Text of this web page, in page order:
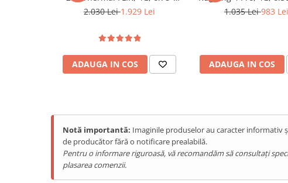
Utilaje gradina
Accesorii Litiere
ALTI PRODUCATORI
Produse Ulefone
Telefoane Mobile Ulefone
120Hz, Helio G99, 12GB RAM,
2.030 Lei1.929 Lei
ADAUGA IN COS
Octa-Core T7250, 8GB
1.035 Lei983 Lei
ADAUGA IN COS
Notă importantă: Imaginile produselor au caracter informativ
de producător fără o notificare prealabilă.
Pentru o informare riguroasă, vă recomandăm să consultați
plasarea comenzii.